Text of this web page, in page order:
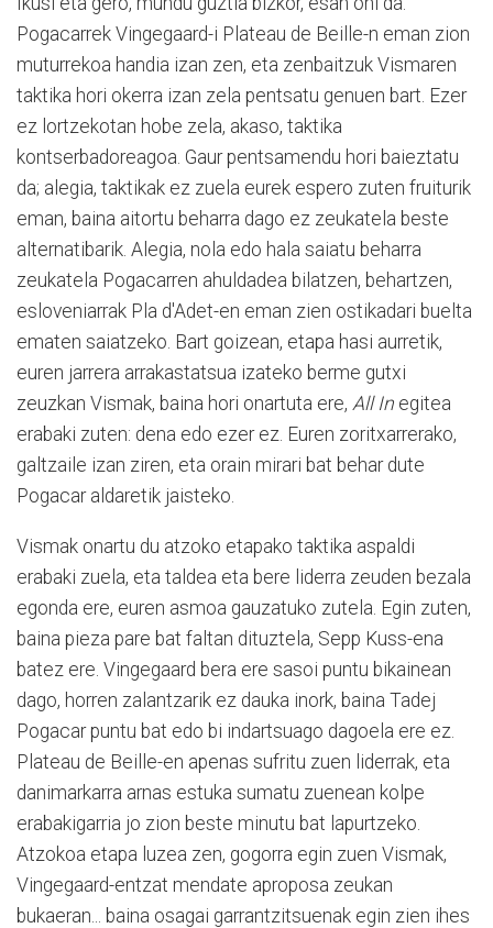
Pogacarrek Vingegaard-i Plateau de Beille-n eman zion
muturrekoa handia izan zen, eta zenbaitzuk Vismaren
taktika hori okerra izan zela pentsatu genuen bart. Ezer
ez lortzekotan hobe zela, akaso, taktika
kontserbadoreagoa. Gaur pentsamendu hori baieztatu
da; alegia, taktikak ez zuela eurek espero zuten fruiturik
eman, baina aitortu beharra dago ez zeukatela beste
alternatibarik. Alegia, nola edo hala saiatu beharra
zeukatela Pogacarren ahuldadea bilatzen, behartzen,
esloveniarrak Pla d'Adet-en eman zien ostikadari buelta
ematen saiatzeko. Bart goizean, etapa hasi aurretik,
euren jarrera arrakastatsua izateko berme gutxi
zeuzkan Vismak, baina hori onartuta ere, All In egitea
erabaki zuten: dena edo ezer ez. Euren zoritxarrerako,
galtzaile izan ziren, eta orain mirari bat behar dute
Pogacar aldaretik jaisteko.
Vismak onartu du atzoko etapako taktika aspaldi
erabaki zuela, eta taldea eta bere liderra zeuden bezala
egonda ere, euren asmoa gauzatuko zutela. Egin zuten,
baina pieza pare bat faltan dituztela, Sepp Kuss-ena
batez ere. Vingegaard bera ere sasoi puntu bikainean
dago, horren zalantzarik ez dauka inork, baina Tadej
Pogacar puntu bat edo bi indartsuago dagoela ere ez.
Plateau de Beille-en apenas sufritu zuen liderrak, eta
danimarkarra arnas estuka sumatu zuenean kolpe
erabakigarria jo zion beste minutu bat lapurtzeko.
Atzokoa etapa luzea zen, gogorra egin zuen Vismak,
Vingegaard-entzat mendate aproposa zeukan
bukaeran... baina osagai garrantzitsuenak egin zien ihes